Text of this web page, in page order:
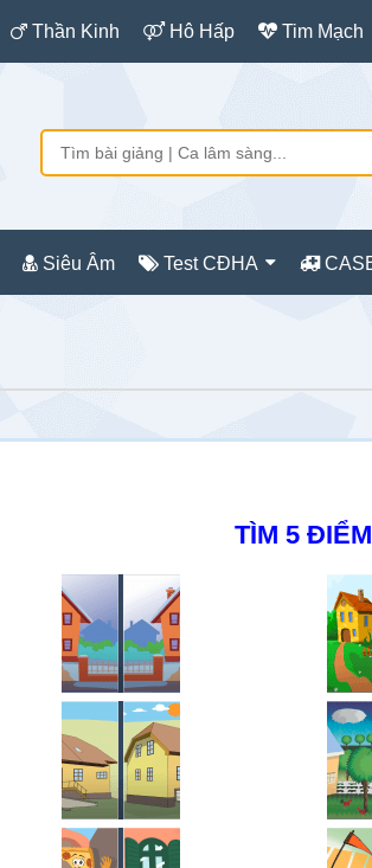
Thần Kinh Hô Hấp Tim Mạch
Siêu Âm Test CĐHA
TÌM 5